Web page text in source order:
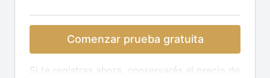
Comenzar prueba gratuita
Si te registras ahora, conservarás el precio de